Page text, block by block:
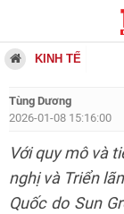
KINH TẾ
Tùng Dương
2026-01-08 15:16:00
Với quy mô và
nghị và Triển
Quốc do Sun